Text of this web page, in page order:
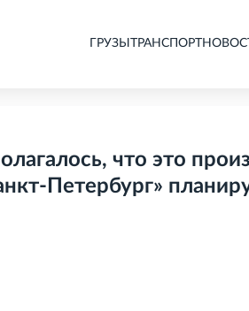
ГРУЗЫ ТРАНСПОРТ
что это
Петербург»